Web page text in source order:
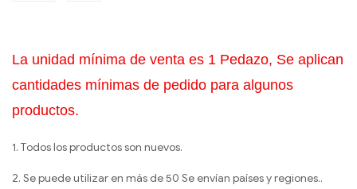
La unidad mínima de venta es 1 Pedazo, Se aplican
cantidades mínimas de pedido para algunos
productos.
1. Todos los productos son nuevos.
2. Se puede utilizar en más de 50 Se envían países y regiones..